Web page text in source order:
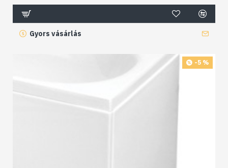
Gyors vásárlás
-5 %